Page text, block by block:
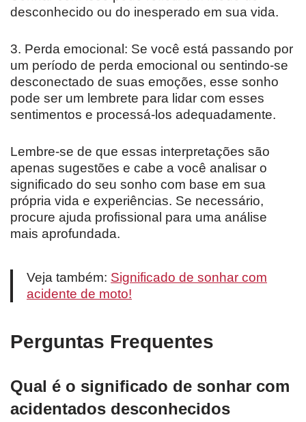
desconhecido ou do inesperado em sua vida.
3. Perda emocional: Se você está passando por
um período de perda emocional ou sentindo-se
desconectado de suas emoções, esse sonho
pode ser um lembrete para lidar com esses
sentimentos e processá-los adequadamente.
Lembre-se de que essas interpretações são
apenas sugestões e cabe a você analisar o
significado do seu sonho com base em sua
própria vida e experiências. Se necessário,
procure ajuda profissional para uma análise
mais aprofundada.
Veja também: Significado de sonhar com
acidente de moto!
Perguntas Frequentes
Qual é o significado de sonhar com
acidentados desconhecidos